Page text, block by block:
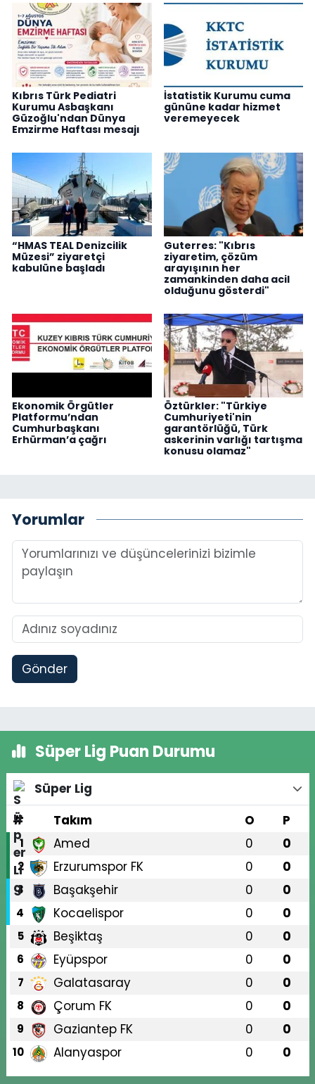
Kıbrıs Türk Pediatri
Kurumu Asbaşkanı
Güzoğlu'ndan Dünya
Emzirme Haftası mesajı
İstatistik Kurumu cuma
gününe kadar hizmet
veremeyecek
“HMAS TEAL Denizcilik
Müzesi” ziyaretçi
kabulüne başladı
Guterres: "Kıbrıs
ziyaretim, çözüm
arayışının her
zamankinden daha acil
olduğunu gösterdi"
Ekonomik Örgütler
Platformu’ndan
Cumhurbaşkanı
Erhürman’a çağrı
Öztürkler: "Türkiye
Cumhuriyeti'nin
garantörlüğü, Türk
askerinin varlığı tartışma
konusu olamaz"
Yorumlar
Gönder
Süper Lig Puan Durumu
Süper Lig
#
Takım O P
1 Amed 0 0
2 Erzurumspor FK 0 0
3 Başakşehir 0 0
4 Kocaelispor 0 0
5 Beşiktaş 0 0
6 Eyüpspor 0 0
7 Galatasaray 0 0
8 Çorum FK 0 0
9 Gaziantep FK 0 0
10 Alanyaspor 0 0